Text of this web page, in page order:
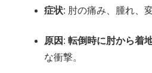
症状: 肘の痛み、腫れ、
原因 :転倒時に肘から着
な衝撃。